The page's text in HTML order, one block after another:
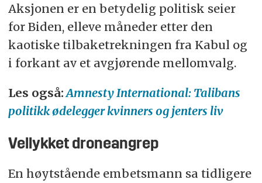
Aksjonen er en betydelig politisk seier
for Biden, elleve måneder etter den
kaotiske tilbaketrekningen fra Kabul og
i forkant av et avgjørende mellomvalg.
Les også:Amnesty International: Talibans
politikk ødelegger kvinners og jenters liv
Vellykket droneangrep
En høytstående embetsmann sa tidligere